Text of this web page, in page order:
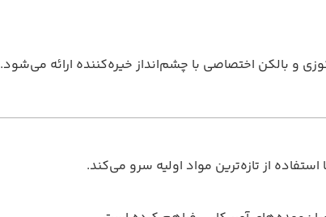
و بالکن اختصاصی با چشم‌انداز خیره‌کننده ارائه می‌شود.